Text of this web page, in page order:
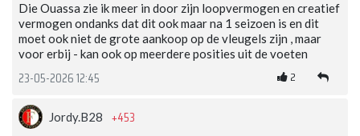
Die Ouassa zie ik meer in door zijn loopvermogen en creatief
vermogen ondanks dat dit ook maar na 1 seizoen is en dit
moet ook niet de grote aankoop op de vleugels zijn , maar
voor erbij - kan ook op meerdere posities uit de voeten
23-05-2026 12:45 2
Jordy.B28 +453